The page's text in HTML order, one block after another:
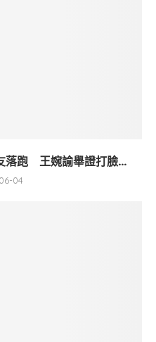
落跑 王婉諭舉證打臉...
04